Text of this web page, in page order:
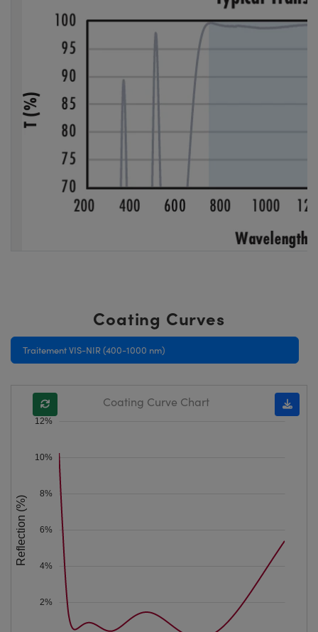
Coating Curves
Traitement VIS-NIR (400-1000 nm)
2%
4%
6%
8%
10%
12%
Reflection (%)
Coating Curve Chart